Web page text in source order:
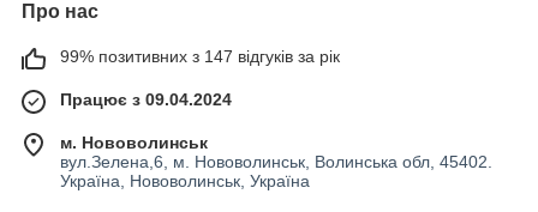
Про нас
99% позитивних з 147 відгуків за рік
Працює з 09.04.2024
м. Нововолинськ
вул.Зелена,6, м. Нововолинськ, Волинська обл, 45402.
Україна, Нововолинськ, Україна